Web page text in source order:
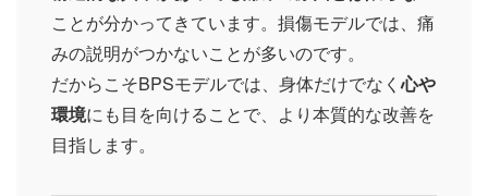
ことが分かってきています。損傷モデルでは、痛
みの説明がつかないことが多いのです。
だからこそBPSモデルでは、身体だけでなく心や
環境にも目を向けることで、より本質的な改善を
目指します。